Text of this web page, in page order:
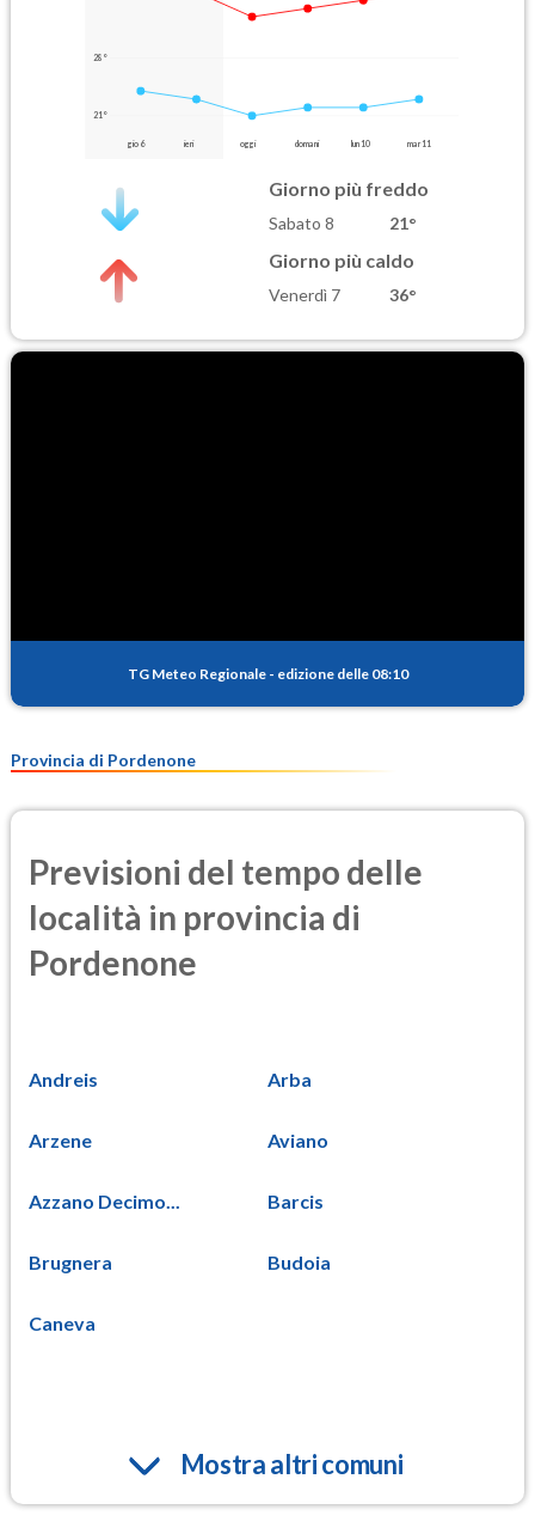
28°
21°
gio 6 ieri oggi domani lun 10 mar 11
Giorno più freddo
Sabato 8 21°
Giorno più caldo
Venerdì 7 36°
TG Meteo Regionale - edizione delle 08:10
Provincia di Pordenone
Previsioni del tempo delle
località in provincia di
Pordenone
Andreis Arba
Arzene Aviano
Azzano Decimo... Barcis
Brugnera Budoia
Caneva
Mostra altri comuni